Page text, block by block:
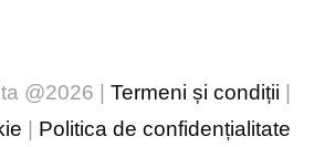
@2026 | Termeni și condiții
Politica de confidențialitate